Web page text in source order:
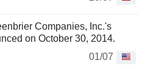
Companies, Inc.'s
on October 30, 2014.
01/07